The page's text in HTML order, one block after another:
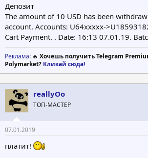
Депозит
The amount of 10 USD has been
account. Accounts: U64ххххх-
Cart Payment. . Date: 16:13 07.01.19.
Реклама: 🔥 Хочешь получить Telegram
Polymarket? Кликай сюда!
reallyOo
ТОП-МАСТЕР
07.01.2019
платит!